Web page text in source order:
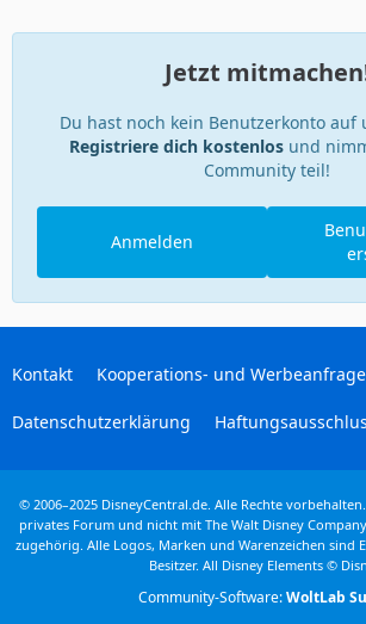
Jetzt
Du hast noch kein Benutzerkonto auf
Registriere dich kostenlos und
Community teil!
Anmelden
Kontakt Kooperations- und
Datenschutzerklärung
© 2006–2025 DisneyCentral.de. Alle Rechte
privates Forum und nicht mit The Walt Disney
zugehörig. Alle Logos, Marken und Warenzeichen sind
Besitzer. All Disney Elements ©
Community-Software:WoltLab